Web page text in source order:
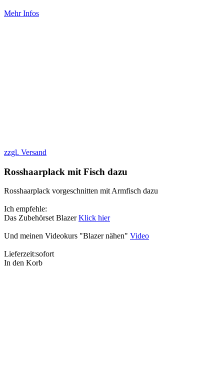
Mehr Infos
zzgl. Versand
Rosshaarplack mit Fisch dazu
Rosshaarplack vorgeschnitten mit Armfisch dazu
Ich empfehle:
Das Zubehörset BlazerKlick hier
Und meinen Videokurs "Blazer nähen" Video
Lieferzeit:sofort
In den Korb